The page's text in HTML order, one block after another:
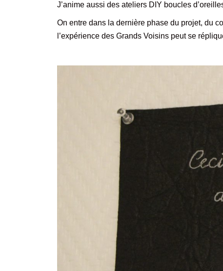
J’anime aussi des ateliers DIY boucles
On entre dans la dernière phase du projet, du
l’expérience des Grands Voisins peut se